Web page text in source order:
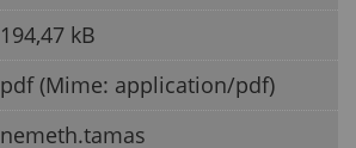
194,47 kB
pdf (Mime: application/pdf)
nemeth.tamas